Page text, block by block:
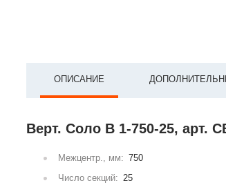
ОПИСАНИЕ
Верт. Соло В 1-750-25, арт.
Межцентр., мм: 750
Число секций: 25